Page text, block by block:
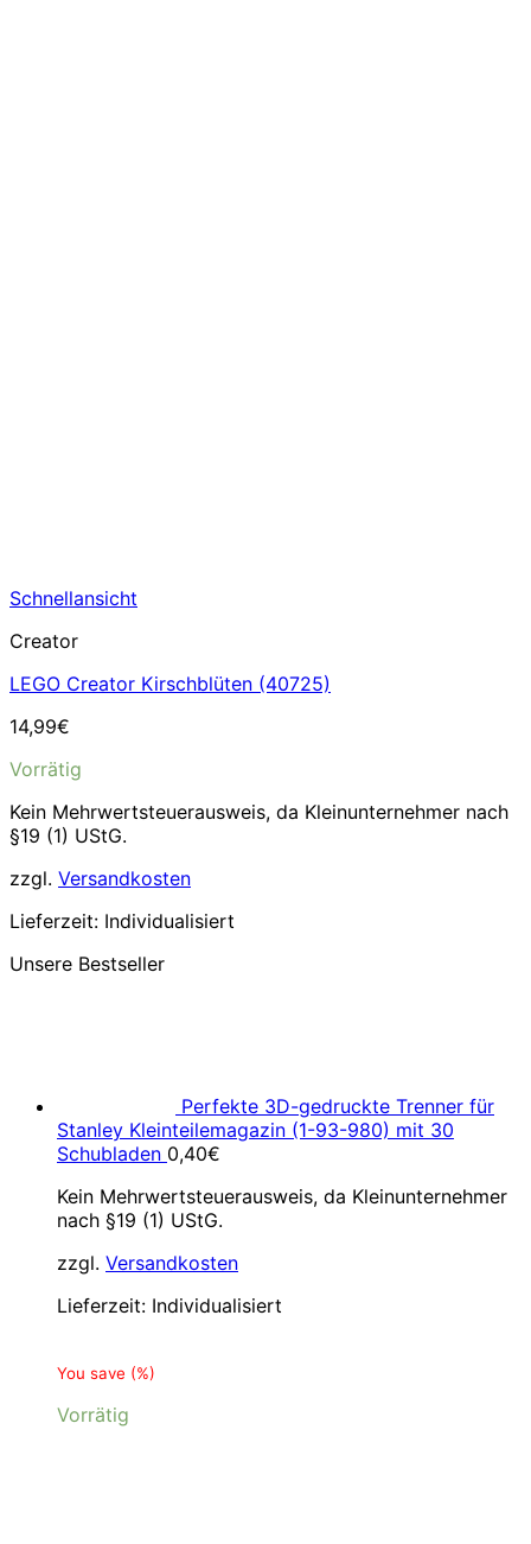
Schnellansicht
Creator
LEGO Creator Kirschblüten (40725)
14,99€
Vorrätig
Kein Mehrwertsteuerausweis, da Kleinunternehmer nach
§19 (1) UStG.
zzgl. Versandkosten
Lieferzeit: Individualisiert
Unsere Bestseller
Perfekte 3D-gedruckte Trenner für
Stanley Kleinteilemagazin (1-93-980) mit 30
Schubladen 0,40€
Kein Mehrwertsteuerausweis, da Kleinunternehmer
nach §19 (1) UStG.
zzgl. Versandkosten
Lieferzeit: Individualisiert
You save (%)
Vorrätig